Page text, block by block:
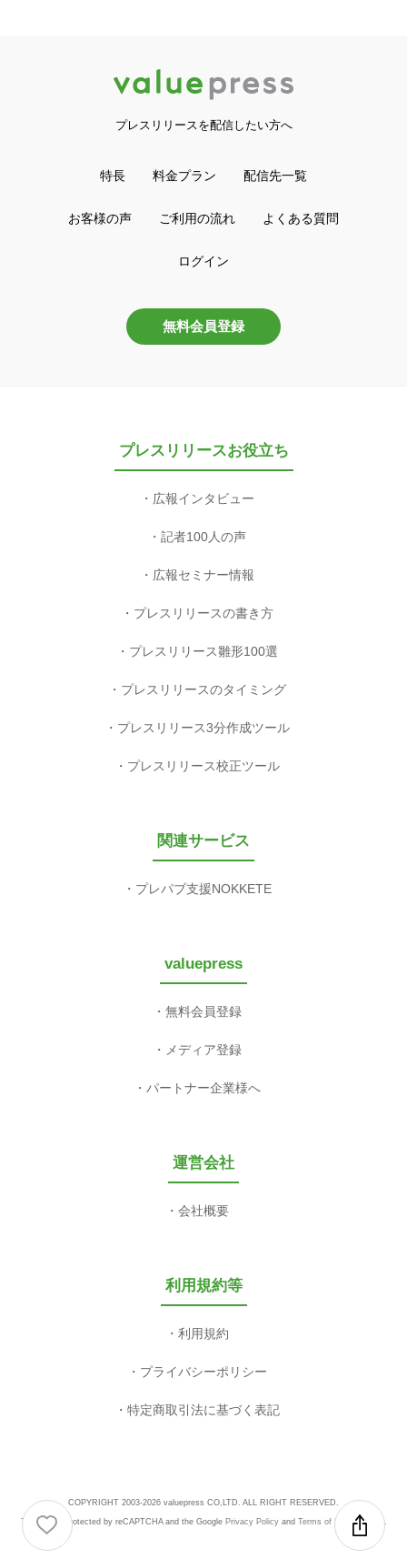
プレスリリースを配信したい方へ
特長 料金プラン 配信先一覧
お客様の声 ご利用の流れ よくある質問
ログイン
無料会員登録
プレスリリースお役立ち
広報インタビュー
記者100人の声
広報セミナー情報
プレスリリースの書き方
プレスリリース雛形100選
プレスリリースのタイミング
プレスリリース3分作成ツール
プレスリリース校正ツール
関連サービス
プレパブ支援NOKKETE
valuepress
無料会員登録
メディア登録
パートナー企業様へ
運営会社
会社概要
利用規約等
利用規約
プライバシーポリシー
特定商取引法に基づく表記
COPYRIGHT 2003-2026 valuepress CO,LTD. ALL RIGHT RESERVED.
This site is protected by reCAPTCHA and the Google Privacy Policyand Terms of Serviceapply.